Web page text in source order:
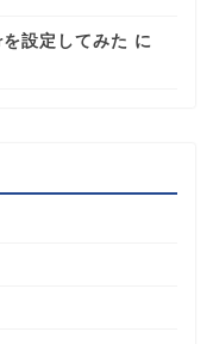
設定してみた に